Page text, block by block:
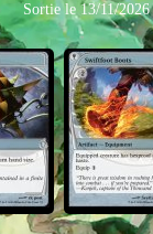
Sortie le 13/11/2026